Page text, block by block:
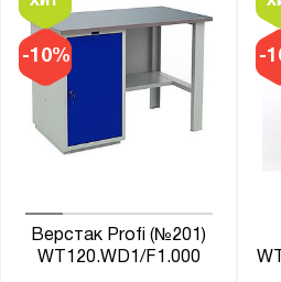
-10%
Верстак Profi (№201)
WT120.WD1/F1.000
-
от до
Ширина, мм:
до
от до